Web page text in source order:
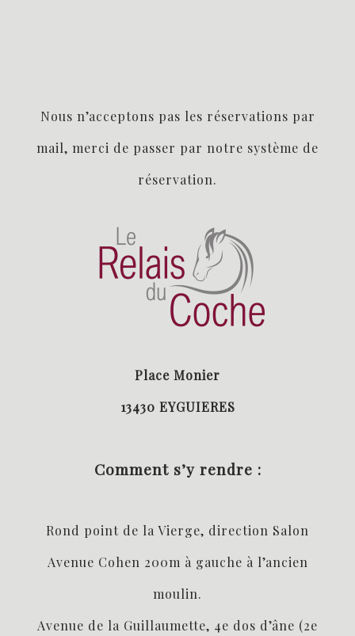
Nous n’acceptons pas les réservations par
mail, merci de passer par notre système de
réservation.
Place Monier
13430 EYGUIERES
Comment s’y rendre :
Rond point de la Vierge, direction Salon
Avenue Cohen 200m à gauche à l’ancien
moulin.
Avenue de la Guillaumette, 4e dos d’âne (2e